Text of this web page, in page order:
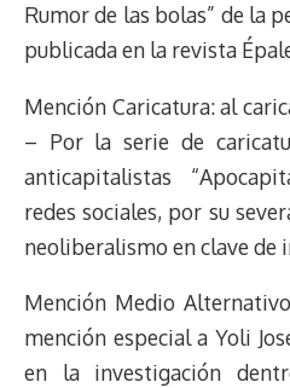
Rumor de las bolas” de la
publicada en la revista
Mención Caricatura: al
– Por la serie de
anticapitalistas
redes sociales, por su
neoliberalismo en clave de
Mención Medio
mención especial a Yoli
en la investigación